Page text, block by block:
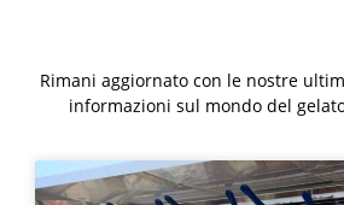
Rimani aggiornato con le nostre
informazioni sul mondo del